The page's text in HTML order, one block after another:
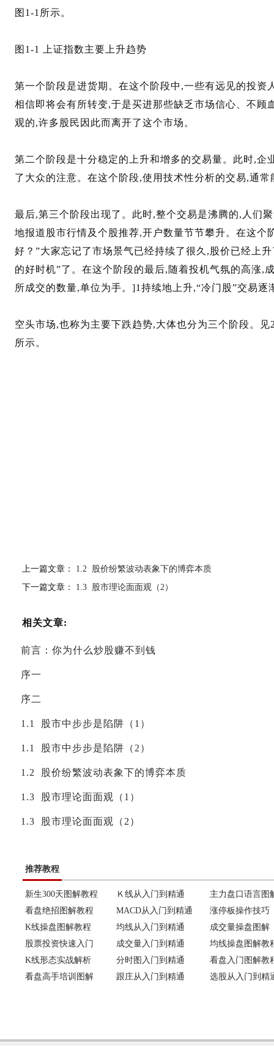
图1-1所示。
图1-1 上证指数主要上升趋势
第一个阶段是进货期。在这个阶段中,一些有远见的投资
相信即将会有所转变,于是买进那些缺乏市场信心、不顾
观的,许多股民因此而离开了这个市场。
第二个阶段是十分稳定的上升和增多的交易量。此时,企
了大众的注意。在这个阶段,使用技术性分析的交易,通
最后,第三个阶段出现了。此时,整个交易是沸腾的,人们
地报道股市行情及个股推荐,开户数量节节攀升。在这个
好？”大家忘记了市场景气已经持续了很久,股价已经上
的好时机”了。在这个阶段的最后,随着投机气氛的高涨,
所成交的数量,单位为手。]1持续地上升,“冷门股”交易
空头市场,也称为主要下跌趋势,大体也分为三个阶段。
所示。
上一篇文章： 1.2 股价纷繁波动表象下的博弈本质
下一篇文章： 1.3 股市理论面面观（2）
相关文章:
前言：你为什么炒股赚不到钱
序一
序二
1.1 股市中步步是陷阱（1）
1.1 股市中步步是陷阱（2）
1.2 股价纷繁波动表象下的博弈本质
1.3 股市理论面面观（1）
1.3 股市理论面面观（2）